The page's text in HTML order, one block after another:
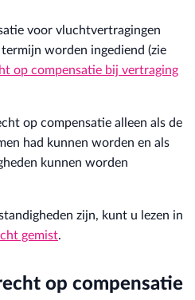
voor vluchtvertragingen
worden ingediend (zie
op compensatie bij vertraging
op compensatie alleen als de
had kunnen worden en als
kunnen worden
zijn, kunt u lezen in
gemist.
op compensatie